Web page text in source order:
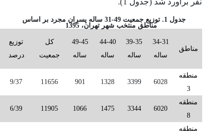
نفر برآورد شد (جدول 1).
جدول 1. توزیع جمعیت 49-31 ساله پسران مجرد بر اساس
مناطق منتخب شهر تهران، 1395
مناطق
34-31
ساله
39-35
ساله
44-40
ساله
49-45
ساله
کل
جمعیت
توزیع
درصد
منطقه
3
6028
3399
1328
901
11656
9/37
منطقه
8
6020
3344
1475
1066
11905
6/39
منطقه